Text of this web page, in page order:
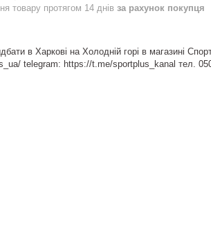
товару протягом 14 днів за рахунок покупця
в Харкові на Холодній горі в магазині
telegram: https://t.me/sportplus_kanal тел.